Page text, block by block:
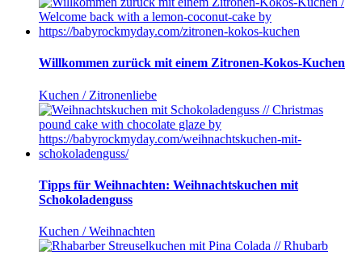
Willkommen zurück mit einem Zitronen-Kokos-Kuchen
Kuchen / Zitronenliebe
Tipps für Weihnachten: Weihnachtskuchen mit
Schokoladenguss
Kuchen / Weihnachten